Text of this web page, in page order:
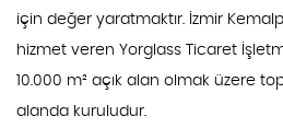
için değer yaratmaktır. İzmir
hizmet veren Yorglass Ticaret
10.000 m² açık alan olmak üzere
alanda kuruludur.